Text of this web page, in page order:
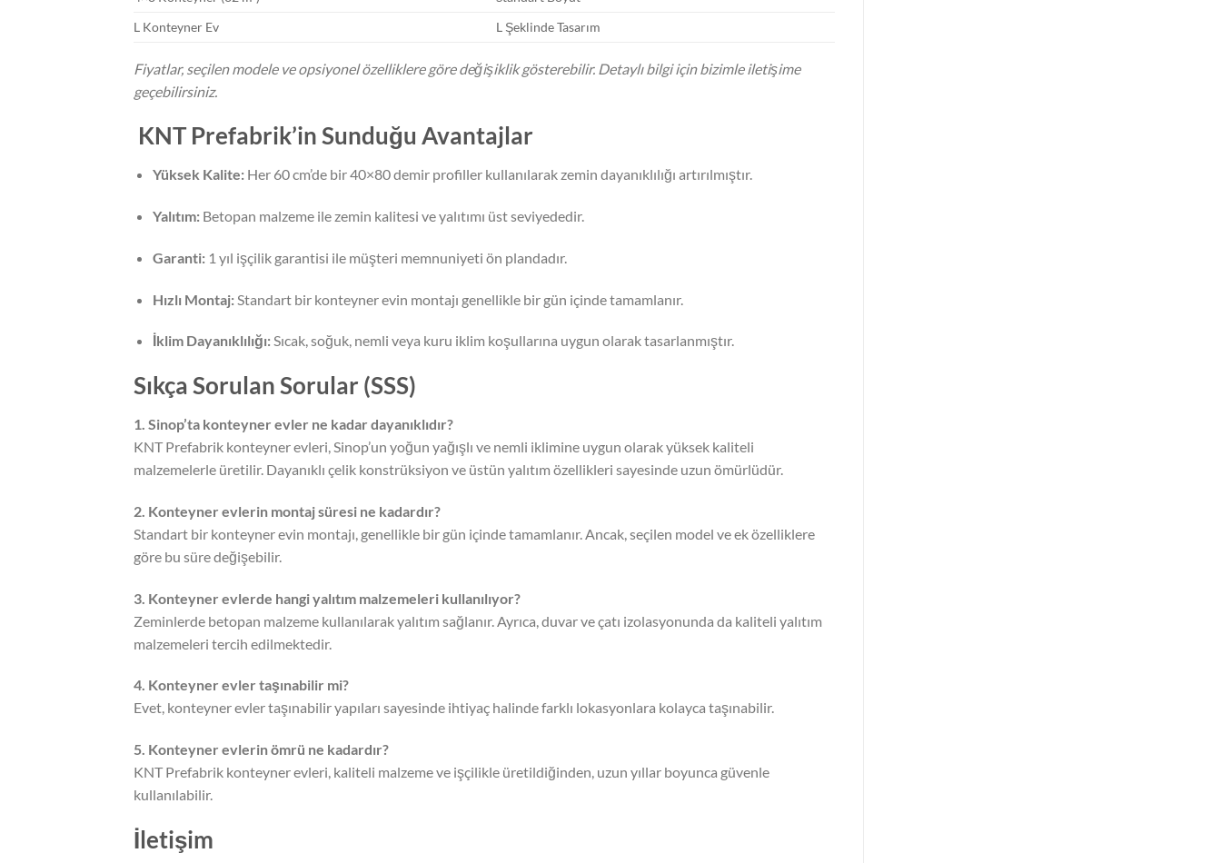
L Konteyner Ev
L Şeklinde Tasarım
Fiyatlar, seçilen modele ve opsiyonel özelliklere göre değişiklik gösterebilir. Detaylı bilgi için bizimle iletişime
geçebilirsiniz.
KNT Prefabrik’in Sunduğu Avantajlar
Yüksek Kalite: Her 60 cm’de bir 40×80 demir profiller kullanılarak zemin dayanıklılığı artırılmıştır.
Yalıtım: Betopan malzeme ile zemin kalitesi ve yalıtımı üst seviyededir.
Garanti: 1 yıl işçilik garantisi ile müşteri memnuniyeti ön plandadır.
Hızlı Montaj: Standart bir konteyner evin montajı genellikle bir gün içinde tamamlanır.
İklim Dayanıklılığı:Sıcak, soğuk, nemli veya kuru iklim koşullarına uygun olarak tasarlanmıştır.
Sıkça Sorulan Sorular (SSS)
1. Sinop’ta konteyner evler ne kadar dayanıklıdır?
KNT Prefabrik konteyner evleri, Sinop’un yoğun yağışlı ve nemli iklimine uygun olarak yüksek kaliteli
malzemelerle üretilir. Dayanıklı çelik konstrüksiyon ve üstün yalıtım özellikleri sayesinde uzun ömürlüdür.
2. Konteyner evlerin montaj süresi ne kadardır?
Standart bir konteyner evin montajı, genellikle bir gün içinde tamamlanır. Ancak, seçilen model ve ek özelliklere
göre bu süre değişebilir.
3. Konteyner evlerde hangi yalıtım malzemeleri kullanılıyor?
Zeminlerde betopan malzeme kullanılarak yalıtım sağlanır. Ayrıca, duvar ve çatı izolasyonunda da kaliteli yalıtım
malzemeleri tercih edilmektedir.
4. Konteyner evler taşınabilir mi?
Evet, konteyner evler taşınabilir yapıları sayesinde ihtiyaç halinde farklı lokasyonlara kolayca taşınabilir.
5. Konteyner evlerin ömrü ne kadardır?
KNT Prefabrik konteyner evleri, kaliteli malzeme ve işçilikle üretildiğinden, uzun yıllar boyunca güvenle
kullanılabilir.
İletişim